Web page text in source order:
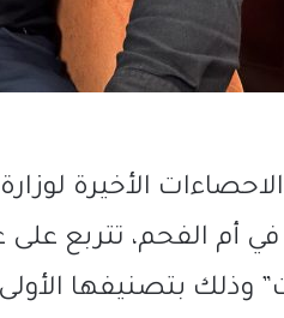
الأخيرة لوزارة
في أم الفحم، تتربع
وذلك بتصنيفها الأولى